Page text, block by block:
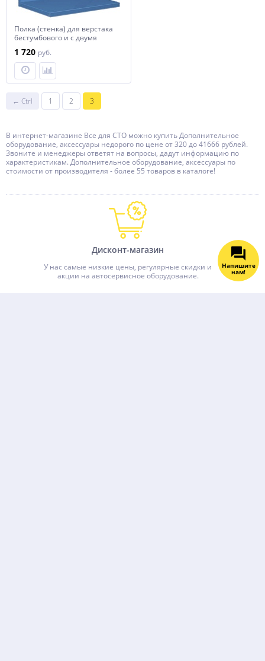
Полка (стенка) для верстака
бестумбового и с двумя
FERRUM
1 720 руб.
← Ctrl 1 2 3
В интернет-магазине Все для СТО можно купить Дополнительное
оборудование, аксессуары недорого по цене от 320 до 41666 рублей.
Звоните и менеджеры ответят на вопросы, дадут информацию по
характеристикам. Дополнительное оборудование, аксессуары по
стоимости от производителя - более 55 товаров в каталоге!
Дисконт-магазин
У нас самые низкие цены, регулярные скидки и
акции на автосервисное оборудование.
Напишите
нам!